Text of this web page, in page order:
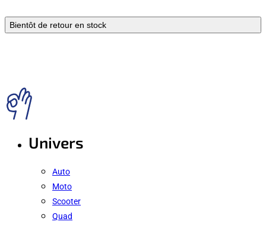
Bientôt de retour en stock
Univers
Auto
Moto
Scooter
Quad